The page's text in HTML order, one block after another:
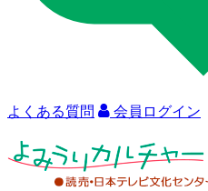
よくある質問 会員ログイン